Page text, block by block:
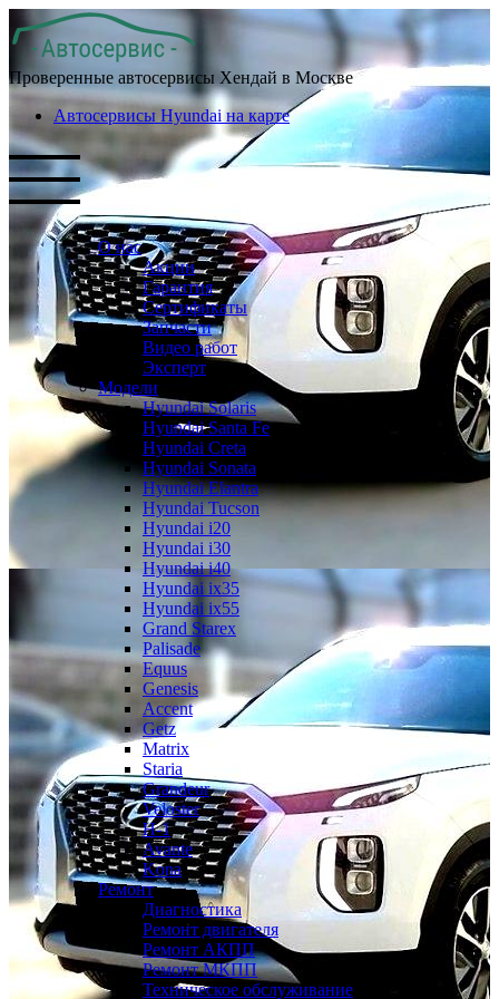
Проверенные автосервисы Хендай в Москве
Автосервисы Hyundai на карте
О нас
Акции
Гарантия
Сертификаты
Запчасти
Видео работ
Эксперт
Модели
Hyundai Solaris
Hyundai Santa Fe
Hyundai Creta
Hyundai Sonata
Hyundai Elantra
Hyundai Tucson
Hyundai i20
Hyundai i30
Hyundai i40
Hyundai ix35
Hyundai ix55
Grand Starex
Palisade
Equus
Genesis
Accent
Getz
Matrix
Staria
Grandeur
Veloster
H-1
Avante
Kona
Ремонт
Диагностика
Ремонт двигателя
Ремонт АКПП
Ремонт МКПП
Техническое обслуживание